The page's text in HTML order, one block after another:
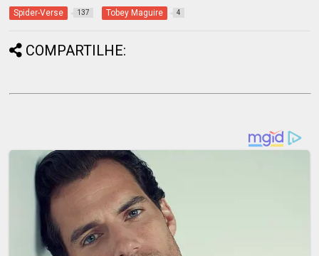
Spider-Verse 137 Tobey Maguire 4
COMPARTILHE: